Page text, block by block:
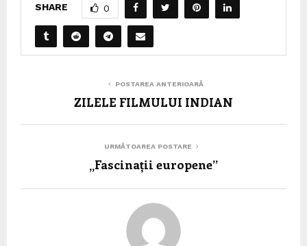
SHARE 0
POSTAREA ANTERIOARĂ
ZILELE FILMULUI INDIAN
URMĂTOAREA POSTARE
„Fascinații europene”